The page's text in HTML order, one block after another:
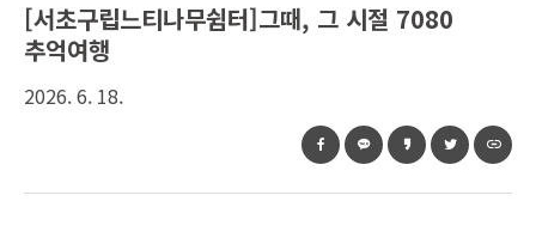
[서초구립느티나무쉼터]그때, 그 시절 7080
추억여행
2026. 6. 18.